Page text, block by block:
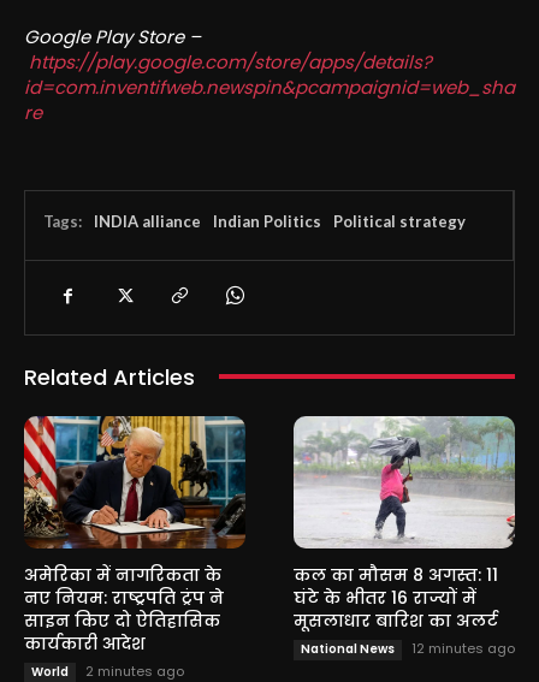
Google Play Store –
https://play.google.com/store/apps/details?
id=com.inventifweb.newspin&pcampaignid=web_sha
re
Tags: INDIA alliance Indian Politics Political strategy
Related Articles
अमेरिका में नागरिकता के
नए नियम: राष्ट्रपति ट्रंप ने
साइन किए दो ऐतिहासिक
कार्यकारी आदेश
World 2 minutes ago
कल का मौसम 8 अगस्त: 11
घंटे के भीतर 16 राज्यों में
मूसलाधार बारिश का अलर्ट
National News 12 minutes ago